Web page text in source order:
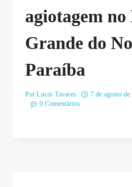
agiotagem no
Grande do
Paraíba
Por Lucas Tavares
7 de agosto de
0 Comentários